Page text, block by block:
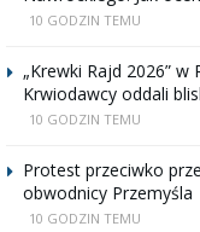
10 GODZIN TEMU
„Krewki Rajd 2026” w
Krwiodawcy oddali
10 GODZIN TEMU
Protest przeciwko
obwodnicy Przemyśla
10 GODZIN TEMU